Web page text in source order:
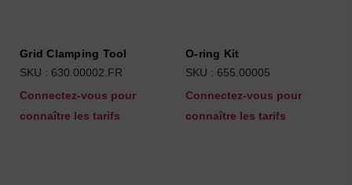
Grid Clamping Tool
SKU : 630.00002.FR
Connectez-vous pour
connaître les tarifs
O-ring Kit
SKU : 655.00005
Connectez-vous pour
connaître les tarifs